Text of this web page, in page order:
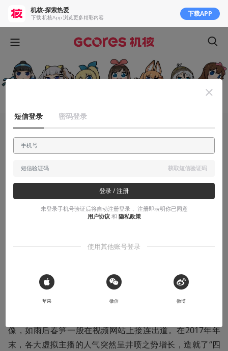
四天王、五常任与数不清的后起之秀：关于
虚拟主播的那些事儿
智障大家族，增员！（极多图预警）
ljg77077 2018-03-14
自当红气人主播——人工智障·AI酱出道以来，虚拟视频主
播便成为了一个热门话题，谁也不曾料到，2017年会是虚
拟主播爆炸式增长的一年。随着直播技术的成熟，《VRCha
像，如雨后春笋一般在视频网站上接连出道。在2017年年
末，各大虚拟主播的人气突然呈井喷之势增长，造就了“四
机核-探索热爱
下载 机核App 浏览更多精彩内容 下载APP
短信登录 密码登录
获取短信验证码
登录 / 注册
未登录手机号验证后将自动注册登录， 注册即表明你已同意
用户协议 和 隐私政策
使用其他账号登录
 Sign in with Apple
苹果 微信 微博